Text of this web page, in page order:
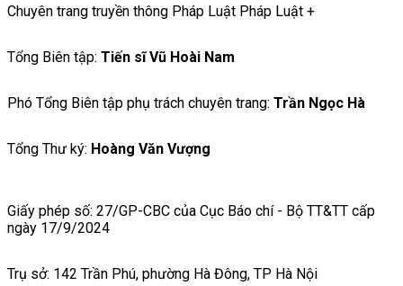
Chuyên trang truyền thông Pháp Luật Pháp Luật +
Tổng Biên tập: Tiến sĩ Vũ Hoài Nam
Phó Tổng Biên tập phụ trách chuyên trang: Trần Ngọc Hà
Tổng Thư ký: Hoàng Văn Vượng
Giấy phép số: 27/GP-CBC của Cục Báo chí - Bộ TT&TT cấp
ngày 17/9/2024
Trụ sở: 142 Trần Phú, phường Hà Đông, TP Hà Nội